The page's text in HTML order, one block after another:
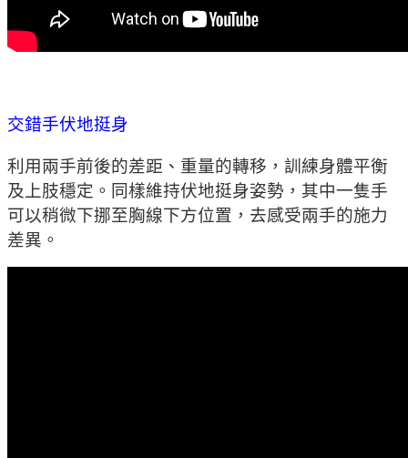
交錯手伏地挺身
利用兩手前後的差距、重量的轉移，訓練身體平衡
及上肢穩定。同樣維持伏地挺身姿勢，其中一隻手
可以稍微下挪至胸線下方位置，去感受兩手的施力
差異。